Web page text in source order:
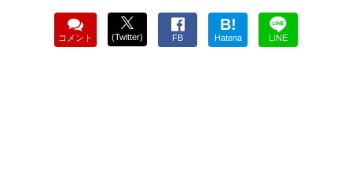
コメント (Twitter) FB
B!
Hatena LINE